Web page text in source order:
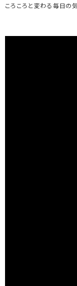
ころころと変わる毎日の